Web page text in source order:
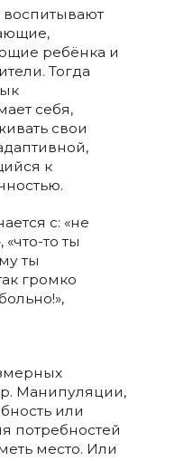
воспитывают
ребёнка и
Тогда
себя,
свои
к
с: «не
то ты
ты
громко
Манипуляции,
или
потребностей
место. Или